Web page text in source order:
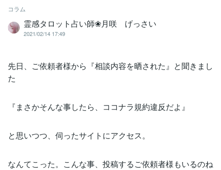
コラム
霊感タロット占い師❀月咲 げっさい
2021/02/14 17:49
先日、ご依頼者様から『相談内容を晒された』と聞きまし
た
『まさかそんな事したら、ココナラ規約違反だよ』
と思いつつ、伺ったサイトにアクセス。
なんてこった。こんな事、投稿するご依頼者様もいるのね